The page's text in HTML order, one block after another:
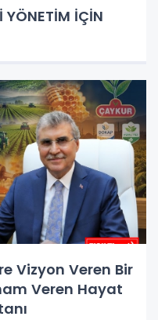
YÖNETİM İÇİN
Vizyon Veren Bir
Veren Hayat